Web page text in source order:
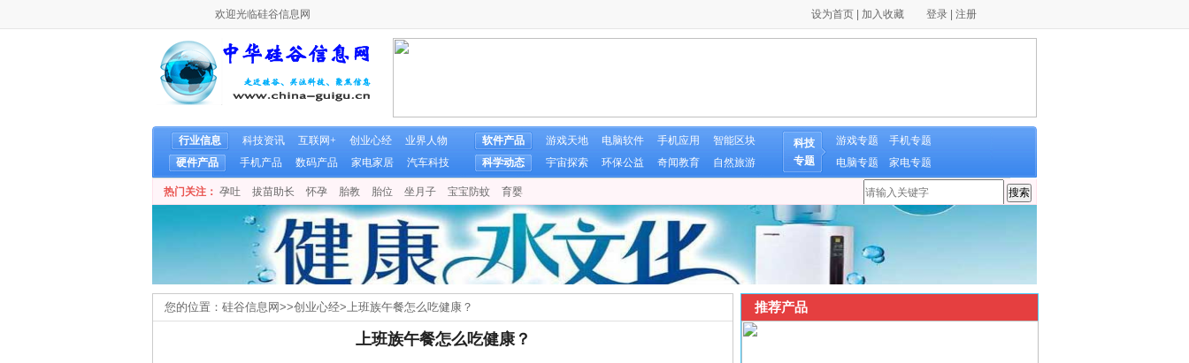
欢迎光临硅谷信息网 设为首页 加入收藏 登录 注册
行业信息 科技资讯 互联网+ 创业心经
业界人物
硬件产品
手机产品 数码产品 家电家居 汽车科技
软件产品 游戏天地 电脑软件 手机应用
智能区块
科学动态
宇宙探索 环保公益 奇闻教育 自然旅游
科技
专题
游戏专题
手机专题
电脑专题
家电专题
热门关注： 孕吐 拔苗助长 怀孕 胎教 胎位 坐月子 宝宝防蚊 育婴
您的位置： 硅谷信息网>>创业心经>上班族午餐怎么吃健康？
上班族午餐怎么吃健康？
推荐产品